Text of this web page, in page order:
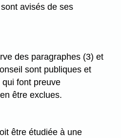
avisés de ses
des paragraphes (3) et
sont publiques et
font preuve
être exclues.
être étudiée à une